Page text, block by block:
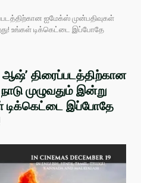
ஐமேக்ஸ் முன்பதிவுகள்
உங்கள் டிக்கெட்டை இப்போதே
திரைப்படத்திற்கான
முழுவதும் இன்று
டிக்கெட்டை இப்போதே